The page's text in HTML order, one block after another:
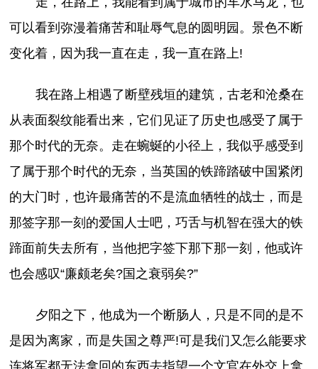
可以看到弥漫着痛苦和耻辱气息的圆明园。景色不断
变化着，因为我一直在走，我一直在路上!
我在路上相遇了断壁残垣的建筑，古老和沧桑在
从表面裂纹能看出来，它们见证了历史也感受了属于
那个时代的无奈。走在蜿蜒的小径上，我似乎感受到
了属于那个时代的无奈，当英国的铁蹄踏破中国紧闭
的大门时，也许最痛苦的不是流血牺牲的战士，而是
那签字那一刻的爱国人士吧，巧舌与机智在强大的铁
蹄面前失去所有，当他把字签下那下那一刻，他或许
也会感叹“廉颇老矣?国之衰弱矣?”
夕阳之下，他成为一个断肠人，只是不同的是不
是因为离家，而是失国之尊严!可是我们又怎么能要求